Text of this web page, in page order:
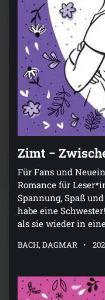
Zimt −
Für Fans und
Romance für
Spannung, Spaß
habe eine
als sie wieder in
BACH, DAGMAR